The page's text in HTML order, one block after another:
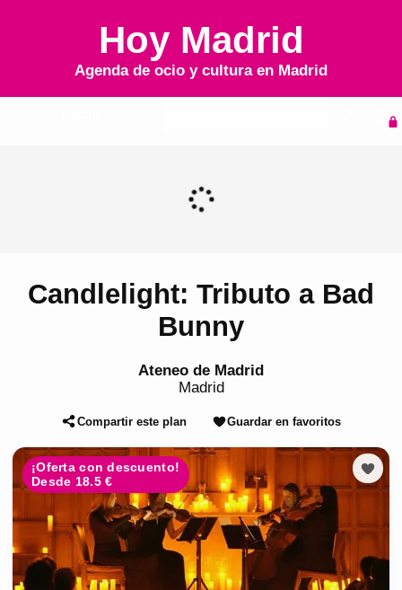
Hoy Madrid
Agenda de ocio y cultura en Madrid
Candlelight: Tributo a Bad
Bunny
Ateneo de Madrid
Madrid
Compartir este plan Guardar en favoritos
¡Oferta con descuento!
Desde 18.5 €